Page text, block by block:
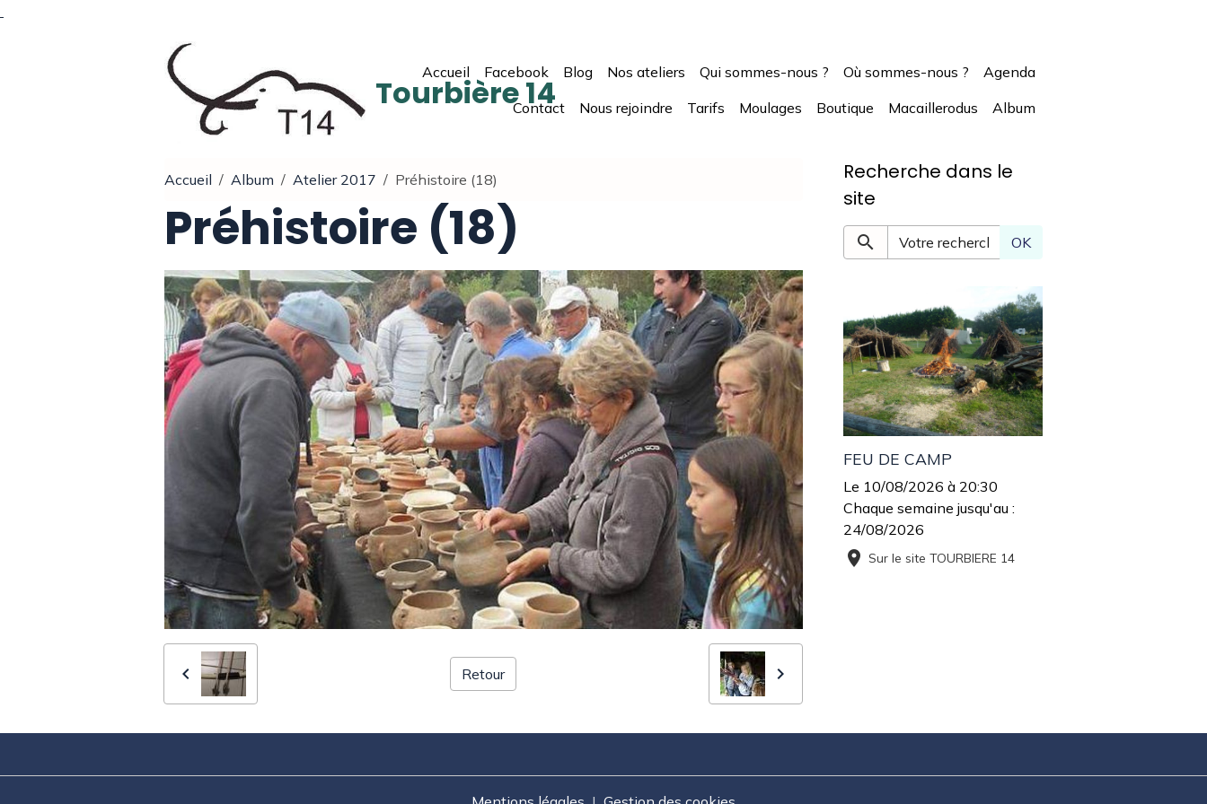
Tourbière 14
Accueil Facebook Blog Nos ateliers Qui sommes-nous ? Où sommes-nous ?
Agenda
Contact
Nous rejoindre Tarifs Moulages Boutique Macaillerodus Album
Accueil Album Atelier 2017 Préhistoire (18)
Préhistoire (18)
Retour
Recherche dans le
site
OK
FEU DE CAMP
Le 10/08/2026 à 20:30
Chaque semaine jusqu'au :
24/08/2026
Sur le site TOURBIERE 14